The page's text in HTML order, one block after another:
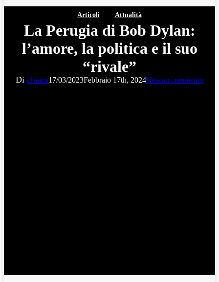
Articoli Attualità
La Perugia di Bob Dylan:
l’amore, la politica e il suo
“rivale”
Di chiara17/03/2023Febbraio 17th, 2024Nessun commento